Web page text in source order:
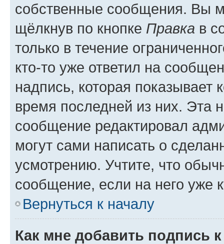
собственные сообщения. Вы
щёлкнув по кнопке Правка в
только в течение
кто-то уже ответил на
надпись, которая показывает
время последней из них. Эта
сообщение редактировал
могут сами написать о
усмотрению. Учтите, что
сообщение, если на него уже
Вернуться к началу
Как мне добавить подпись